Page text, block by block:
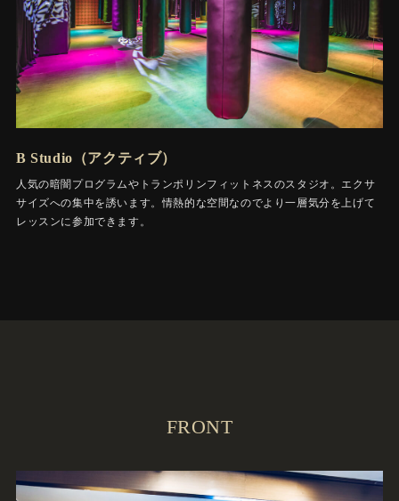
B Studio（アクティブ）
人気の暗闇プログラムやトランポリンフィットネスのスタジオ。エクサ
サイズへの集中を誘います。情熱的な空間なのでより一層気分を上げて
レッスンに参加できます。
FRONT